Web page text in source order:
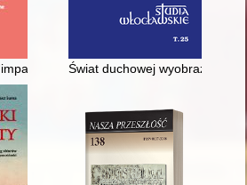
del lavoro e delle idee di Jerzy
Świat duchowej wyobraźni -